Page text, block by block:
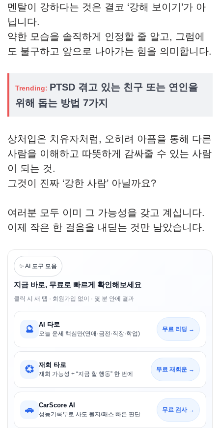
멘탈이 강하다는 것은 결코 ‘강해 보이기’가 아
닙니다.
약한 모습을 솔직하게 인정할 줄 알고, 그럼에
도 불구하고 앞으로 나아가는 힘을 의미합니다.
Trending: PTSD 겪고 있는 친구 또는 연인을
위해 돕는 방법 7가지
상처입은 치유자처럼, 오히려 아픔을 통해 다른
사람을 이해하고 따뜻하게 감싸줄 수 있는 사람
이 되는 것.
그것이 진짜 ‘강한 사람’ 아닐까요?
여러분 모두 이미 그 가능성을 갖고 계십니다.
이제 작은 한 걸음을 내딛는 것만 남았습니다.
✨ AI 도구 모음
지금 바로, 무료로 빠르게 확인해보세요
클릭 시 새 탭 · 회원가입 없이 · 몇 분 안에 결과
🔮 AI 타로
오늘 운세 핵심만(연애·금전·직장·학업)
무료 리딩 →
💞 재회 타로
재회 가능성 + “지금 할 행동” 한 번에
무료 재회운 →
🚗 CarScore AI
성능기록부로 사도 될지/패스 빠른 판단
무료 검사 →